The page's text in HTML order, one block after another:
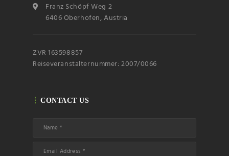
Franz Schöpf Weg 2
6406 Oberhofen, Austria
ZVR 163598857
Reiseveranstalternummer: 2007/0066
CONTACT US